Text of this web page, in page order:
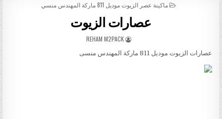
POSTED IN
ماكينة عصر الزيوت موديل 811 ماركة المهندس منسي
عصارات الزيوت
AUTHOR:
REHAM M2PACK
عصارات الزيوت موديل 811 ماركة المهندس منسى